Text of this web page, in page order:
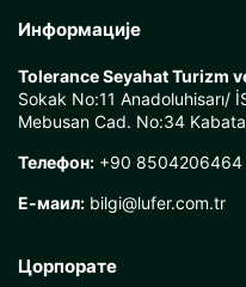
Информације
Tolerance Seyahat Turizm
Sokak No:11 Anadoluhisarı/
Mebusan Cad. No:34
Телефон: +90 8504206464
Е-маил: bilgi@lufer.com.tr
Цорпорате